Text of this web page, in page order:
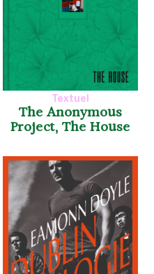
Textuel
The Anonymous
Project, The House